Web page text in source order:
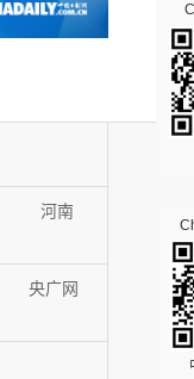
河南
央广网